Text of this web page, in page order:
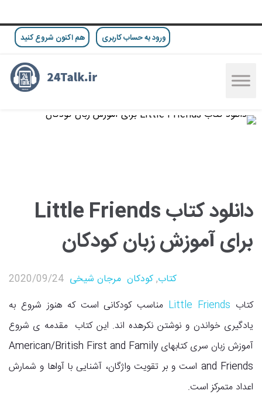
ورود به حساب کاربری هم اکنون شروع کنید
دانلود کتاب Little Friends
برای آموزش زبان کودکان
2020/09/24 مرجان شیخی کتاب,کودکان
کتاب Little Friends مناسب کودکانی است که هنوز شروع به
یادگیری خواندن و نوشتن نکرهده اند. این کتاب مقدمه ی شروع
آموزش زبان سری کتابهای American/British First and Family
and Friends است و بر تقویت واژگان، آشنایی با آواها و شمارش
اعداد متمرکز است.